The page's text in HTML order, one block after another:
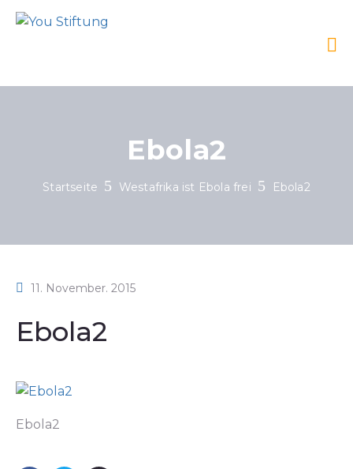
Ebola2
Startseite Westafrika ist Ebola frei Ebola2
11. November. 2015
Ebola2
Ebola2